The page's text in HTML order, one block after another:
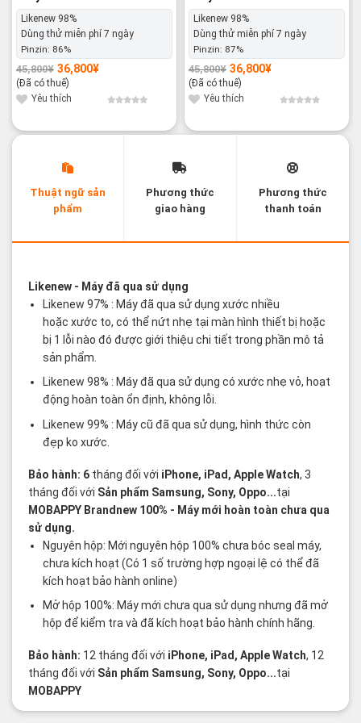
Likenew 98%
Dùng thử miễn phí 7 ngày
Pinzin: 86%
45,800¥
Giá
gốc
là:
45,800¥.
36,800¥
Giá
hiện
tại
là:
36,800¥.
(Đã có thuế)
Yêu thích
Likenew 98%
Dùng thử miễn phí 7 ngày
Pinzin: 87%
45,800¥
Giá
gốc
là:
45,800¥.
36,800¥
Giá
hiện
tại
là:
36,800¥.
(Đã có thuế)
Yêu thích
Thuật ngữ sản
phẩm
Phương thức
giao hàng
Phương thức
thanh toán
Likenew- Máy đã qua sử dụng
Likenew 97% : Máy đã qua sử dụng xước nhiều
hoặc xước to, có thể nứt nhẹ tại màn hình thiết bị hoặc
bị 1 lỗi nào đó được giới thiệu chi tiết trong phần mô tả
sản phẩm.
Likenew 98% : Máy đã qua sử dụng có xước nhẹ vỏ, hoạt
động hoàn toàn ổn định, không lỗi.
Likenew 99% : Máy cũ đã qua sử dụng, hình thức còn
đẹp ko xước.
Bảo hành: 6 tháng đối với iPhone, iPad, Apple Watch, 3
tháng đối với Sản phẩm Samsung, Sony, Oppo...tại
MOBAPPY Brandnew 100% - Máy mới hoàn toàn chưa qua
sử dụng.
Nguyên hộp: Mới nguyên hộp 100% chưa bóc seal máy,
chưa kích hoạt (Có 1 số trường hợp ngoại lệ có thể đã
kích hoạt bảo hành online)
Mở hộp 100%: Máy mới chưa qua sử dụng nhưng đã mở
hộp để kiểm tra và đã kích hoạt bảo hành chính hãng.
Bảo hành: 12 tháng đối với iPhone, iPad, Apple Watch, 12
tháng đối với Sản phẩm Samsung, Sony, Oppo...tại
MOBAPPY